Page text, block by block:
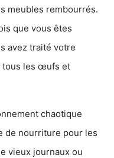
meubles rembourrés.
que vous êtes
avez traité votre
tous les œufs et
chaotique
de nourriture pour les
vieux journaux ou